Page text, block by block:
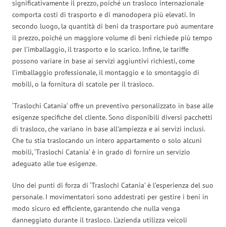
significativamente il prezzo, poiché un trasloco internazionale
comporta costi di trasporto e di manodopera più elevati. In
secondo luogo, la quantità di beni da trasportare può aumentare
il prezzo, poiché un maggiore volume di beni richiede più tempo
per l’imballaggio, il trasporto e lo scarico. Infine, le tariffe
possono variare in base ai servizi aggiuntivi richiesti, come
l’imballaggio professionale, il montaggio e lo smontaggio di
mobili, o la fornitura di scatole per il trasloco.
‘Traslochi Catania’ offre un preventivo personalizzato in base alle
esigenze specifiche del cliente. Sono disponibili diversi pacchetti
di trasloco, che variano in base all’ampiezza e ai servizi inclusi.
Che tu stia traslocando un intero appartamento o solo alcuni
mobili, ‘Traslochi Catania’ è in grado di fornire un servizio
adeguato alle tue esigenze.
Uno dei punti di forza di ‘Traslochi Catania’ è l’esperienza del suo
personale. I movimentatori sono addestrati per gestire i beni in
modo sicuro ed efficiente, garantendo che nulla venga
danneggiato durante il trasloco. L’azienda utilizza veicoli